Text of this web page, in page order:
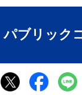
パブリック